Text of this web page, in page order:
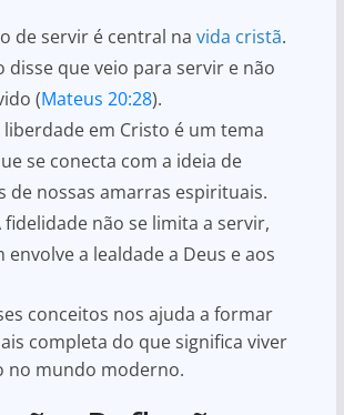
de servir é central na vida cristã.
disse que veio para servir e não
(Mateus 20:28).
em Cristo é um tema
se conecta com a ideia de
de nossas amarras espirituais.
não se limita a servir,
envolve a lealdade a Deus e aos
conceitos nos ajuda a formar
completa do que significa viver
no mundo moderno.